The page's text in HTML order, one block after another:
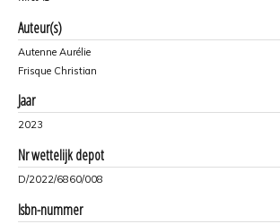
Auteur(s)
Autenne Aurélie
Frisque Christian
Jaar
2023
Nr wettelijk depot
D/2022/6860/008
Isbn-nummer